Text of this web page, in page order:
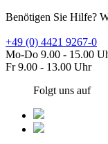
Benötigen Sie Hilfe?
+49 (0) 4421 9267-0
Mo-Do 9.00 - 15.00
Fr 9.00 - 13.00 Uhr
Folgt uns auf